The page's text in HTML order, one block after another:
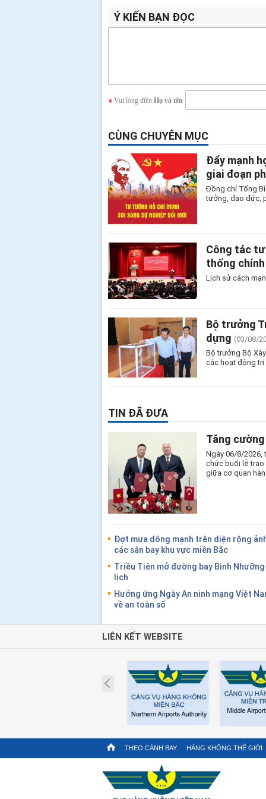
Ý KIẾN BẠN ĐỌC
Vui lòng điền Họ và tên
CÙNG CHUYÊN MỤC
Đẩy mạnh
giai đoạn
Đồng chí Tổng
tưởng, đạo đức,
Công tác
thống
Lịch sử cách
Bộ trưởng
dựng (03/08/
Bộ trưởng Bộ
các hoạt động
TIN ĐÃ ĐƯA
Tăng
Ngày 06/8/2026,
chức buổi lễ trao
giữa cơ quan
Đợt mưa dông mạnh trên diện rộng
các sân bay khu vực miền Bắc
Triều Tiên mở đường bay Bình
lịch
Hưởng ứng Ngày An ninh mạng Việt
về an toàn số
LIÊN KẾT WEBSITE
Prev
THEO CÁNH BAY HÀNG KHÔNG THẾ GIỚI